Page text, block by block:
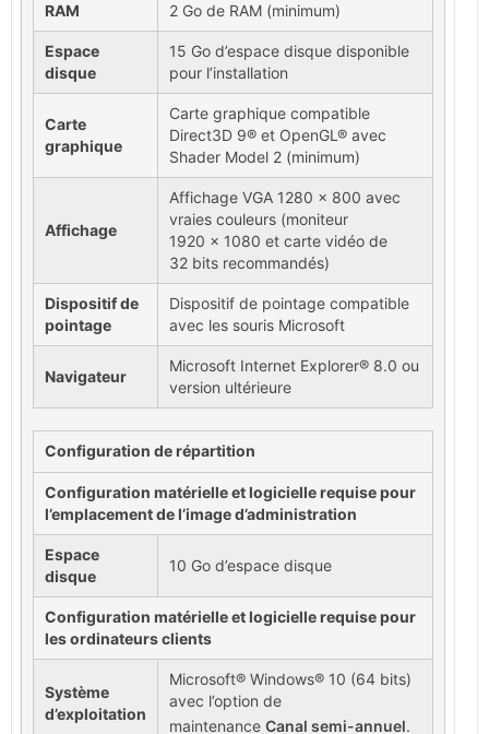
RAM 2 Go de RAM (minimum)
Espace
disque
15 Go d’espace disque disponible
pour l’installation
Carte
graphique
Carte graphique compatible
Direct3D 9® et OpenGL® avec
Shader Model 2 (minimum)
Affichage
Affichage VGA 1280 x 800 avec
vraies couleurs (moniteur
1920 x 1080 et carte vidéo de
32 bits recommandés)
Dispositif de
pointage
Dispositif de pointage compatible
avec les souris Microsoft
Navigateur
Microsoft Internet Explorer® 8.0 ou
version ultérieure
Configuration de répartition
Configuration matérielle et logicielle requise pour
l’emplacement de l’image d’administration
Espace
disque
10 Go d’espace disque
Configuration matérielle et logicielle requise pour
les ordinateurs clients
Système
d’exploitation
Microsoft® Windows® 10 (64 bits)
avec l’option de
maintenance Canal semi-annuel.